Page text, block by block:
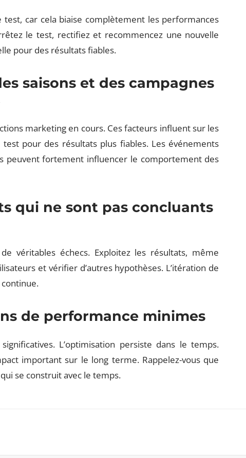
car cela biaise complètement les performances
le test, rectifiez et recommencez une nouvelle
pour des résultats fiables.
saisons et des campagnes
marketing en cours. Ces facteurs influent sur les
pour des résultats plus fiables. Les événements
peuvent fortement influencer le comportement des
qui ne sont pas concluants
véritables échecs. Exploitez les résultats, même
et vérifier d’autres hypothèses. L’itération de
de performance minimes
L’optimisation persiste dans le temps.
important sur le long terme. Rappelez-vous que
se construit avec le temps.